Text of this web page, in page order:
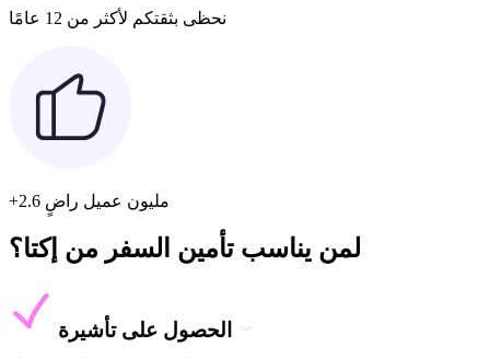
نحظى بثقتكم لأكثر من 12 عامًا
+2.6 مليون عميل راضٍ
لمن يناسب تأمين السفر من إكتا؟
الحصول على تأشيرة